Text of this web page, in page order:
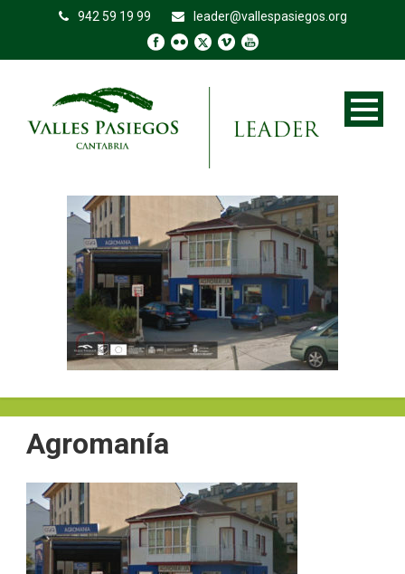
942 59 19 99 leader@vallespasiegos.org
Agromanía